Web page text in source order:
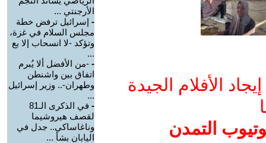
الأفلام الجيدة
التمدن
الأرجنتي ...
- إسرائيل ترفض خطة
مجلس السلام في غزة،
وتؤكد -لا انسحاب إلا بع
...
- -من الأفضل ألا يُبرم
اتفاق بين واشنطن
وطهران-.. وزير إسرائيل
...
-
في الذكرى الـ81
لقصف هيروشيما
وناغاساكي.. جدل في
اليابان بشأ ...